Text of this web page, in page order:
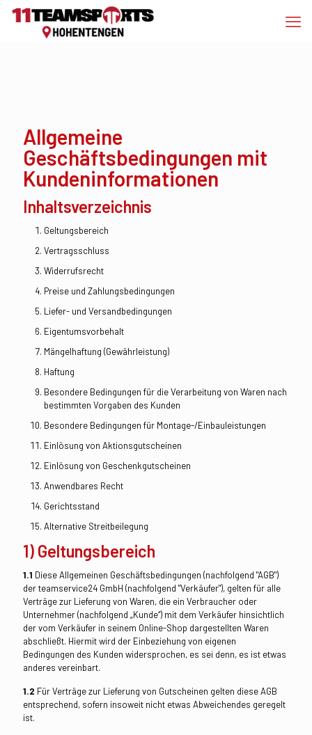
Allgemeine
Geschäftsbedingungen mit
Kundeninformationen
Inhaltsverzeichnis
Geltungsbereich
Vertragsschluss
Widerrufsrecht
Preise und Zahlungsbedingungen
Liefer- und Versandbedingungen
Eigentumsvorbehalt
Mängelhaftung (Gewährleistung)
Haftung
Besondere Bedingungen für die Verarbeitung von Waren nach
bestimmten Vorgaben des Kunden
Besondere Bedingungen für Montage-/Einbauleistungen
Einlösung von Aktionsgutscheinen
Einlösung von Geschenkgutscheinen
Anwendbares Recht
Gerichtsstand
Alternative Streitbeilegung
1) Geltungsbereich
1.1 Diese Allgemeinen Geschäftsbedingungen (nachfolgend "AGB")
der teamservice24 GmbH (nachfolgend "Verkäufer"), gelten für alle
Verträge zur Lieferung von Waren, die ein Verbraucher oder
Unternehmer (nachfolgend „Kunde“) mit dem Verkäufer hinsichtlich
der vom Verkäufer in seinem Online-Shop dargestellten Waren
abschließt. Hiermit wird der Einbeziehung von eigenen
Bedingungen des Kunden widersprochen, es sei denn, es ist etwas
anderes vereinbart.
1.2 Für Verträge zur Lieferung von Gutscheinen gelten diese AGB
entsprechend, sofern insoweit nicht etwas Abweichendes geregelt
ist.